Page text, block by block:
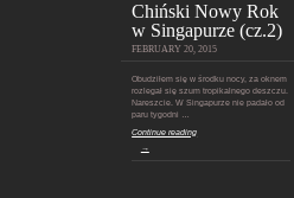
Chiński Nowy Rok
w Singapurze (cz.2)
FEBRUARY 20, 2015
Obudziłem się w środku nocy, za oknem
rozlegał się szum tropikalnego deszczu.
Nareszcie. W Singapurze nie padało od
paru tygodni …
Continue reading
→